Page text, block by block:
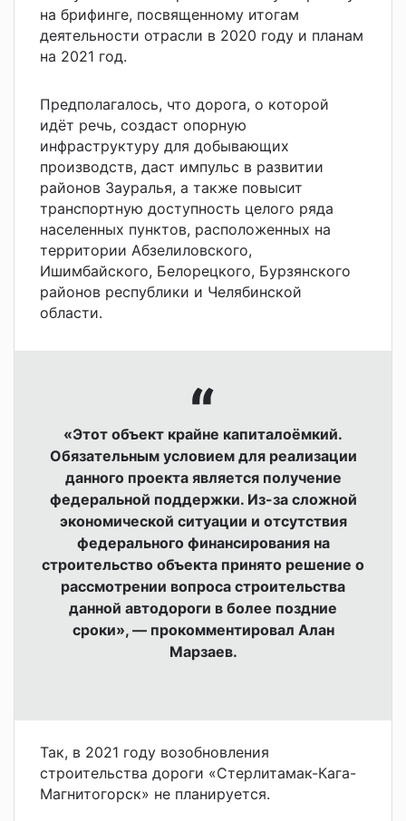
на брифинге, посвященному итогам
деятельности отрасли в 2020 году и планам
на 2021 год.
Предполагалось, что дорога, о которой
идёт речь, создаст опорную
инфраструктуру для добывающих
производств, даст импульс в развитии
районов Зауралья, а также повысит
транспортную доступность целого ряда
населенных пунктов, расположенных на
территории Абзелиловского,
Ишимбайского, Белорецкого, Бурзянского
районов республики и Челябинской
области.
«Этот объект крайне капиталоёмкий.
Обязательным условием для реализации
данного проекта является получение
федеральной поддержки. Из-за сложной
экономической ситуации и отсутствия
федерального финансирования на
строительство объекта принято решение о
рассмотрении вопроса строительства
данной автодороги в более поздние
сроки», — прокомментировал Алан
Марзаев.
Так, в 2021 году возобновления
строительства дороги «Стерлитамак-Кага-
Магнитогорск» не планируется.